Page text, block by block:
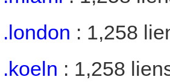
.london : 1,258
.koeln : 1,258